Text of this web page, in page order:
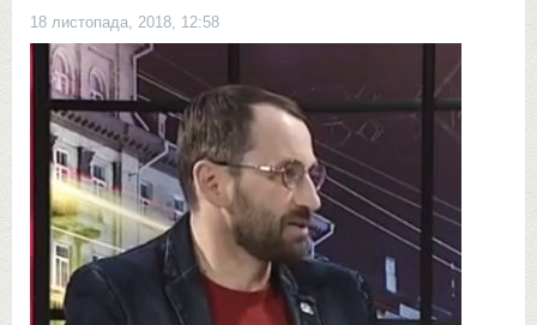
18 листопада, 2018, 12:58